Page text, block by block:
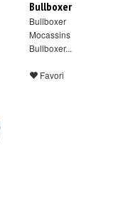
Bullboxer
Bullboxer
Mocassins
Bullboxer...
Favori